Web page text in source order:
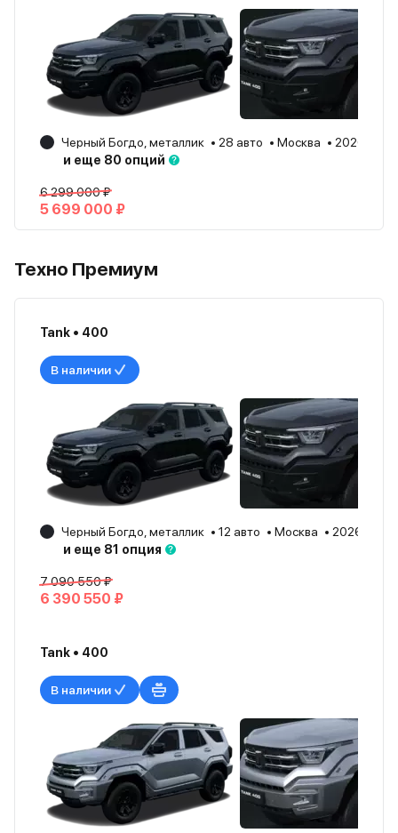
Черный Богдо, металлик 28 авто Москва
2026
и еще 80 опций
6 299 000 ₽
5 699 000 ₽
Техно Премиум
Tank • 400
В наличии
Черный Богдо, металлик 12 авто Москва
2026
и еще 81 опция
7 090 550 ₽
6 390 550 ₽
Tank • 400
В наличии